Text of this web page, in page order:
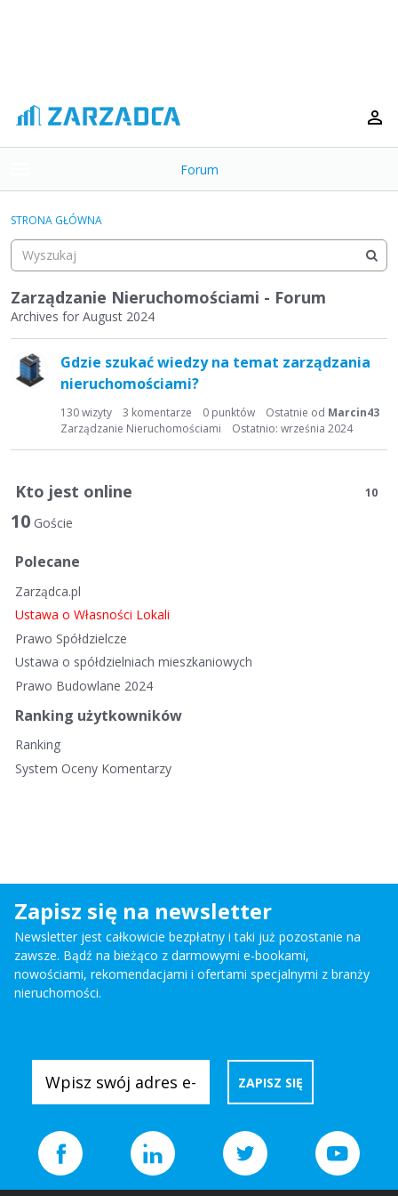
o
g
e
m
e
n
Forum
Kategorie
Dyskusje
Aktywność
STRONA GŁÓWNA
Zarządzanie Nieruchomościami - Forum
Archives for August 2024
s
d
s
k
u
y
n
a
Gdzie szukać wiedzy na temat zarządzania
nieruchomościami?
130wizyty 3 komentarze 0 punktów Ostatnie od Marcin43
Ostatnio: września 2024
Zarządzanie Nieruchomościami
Kto jest online 10
10 Goście
Polecane
Zarządca.pl
Ustawa o Własności Lokali
Prawo Spółdzielcze
Ustawa o spółdzielniach mieszkaniowych
Prawo Budowlane 2024
Ranking użytkowników
Ranking
System Oceny Komentarzy
Zapisz się na newsletter
Newsletter jest całkowicie bezpłatny i taki już pozostanie na
zawsze. Bądź na bieżąco z darmowymi e-bookami,
nowościami, rekomendacjami i ofertami specjalnymi z branży
nieruchomości.